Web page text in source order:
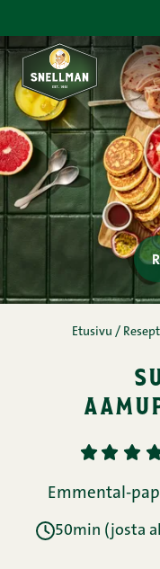
Etusivu /
1 2 3 4
Emmental-
50min (josta